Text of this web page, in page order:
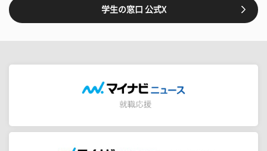
学生の窓口 公式X